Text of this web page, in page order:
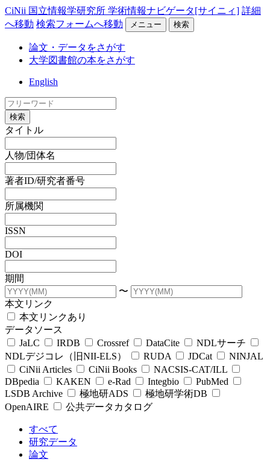
CiNii 国立情報学研究所 学術情報ナビゲータ[サイニィ] 詳細
へ移動 検索フォームへ移動 メニュー 検索
論文・データをさがす
大学図書館の本をさがす
English
検索
タイトル
人物/団体名
著者ID/研究者番号
所属機関
ISSN
DOI
期間
〜
本文リンク
本文リンクあり
データソース
JaLC
IRDB Crossref DataCite
NDLサーチ
NDLデジコレ（旧NII-ELS）
RUDA JDCat
NINJAL
CiNii Articles
CiNii Books
NACSIS-CAT/ILL
DBpedia
KAKEN e-Rad Integbio
PubMed
LSDB Archive
極地研ADS
極地研学術DB
OpenAIRE
公共データカタログ
すべて
研究データ
論文